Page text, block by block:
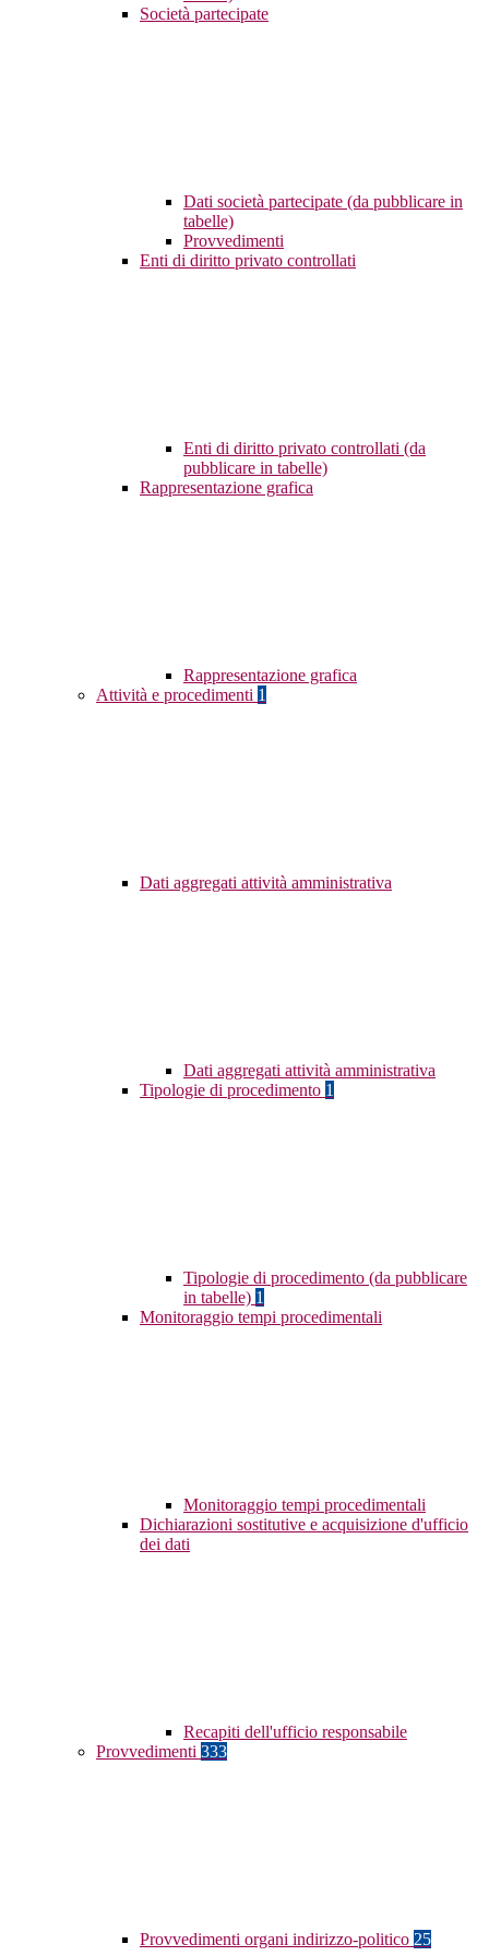
Società partecipate
Dati società partecipate (da pubblicare in
tabelle)
Provvedimenti
Enti di diritto privato controllati
Enti di diritto privato controllati (da
pubblicare in tabelle)
Rappresentazione grafica
Rappresentazione grafica
Attività e procedimenti 1
Dati aggregati attività amministrativa
Dati aggregati attività amministrativa
Tipologie di procedimento 1
Tipologie di procedimento (da pubblicare
in tabelle) 1
Monitoraggio tempi procedimentali
Monitoraggio tempi procedimentali
Dichiarazioni sostitutive e acquisizione d'ufficio
dei dati
Recapiti dell'ufficio responsabile
Provvedimenti 333
Provvedimenti organi indirizzo-politico 25